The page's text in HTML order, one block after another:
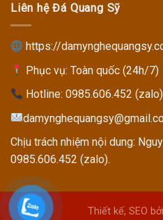
Liên hệ Đá Quang Sỹ
https://
Phục vụ: Toàn quốc (24h/7)
Hotline:0985.606.452 (zalo)
Chịu trách nhiệm nội dung:
0985.606.452 (zalo).
Thiết kế, SEO